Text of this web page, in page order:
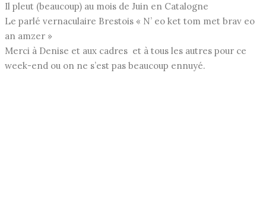
Il pleut (beaucoup) au mois de Juin en Catalogne
Le parlé vernaculaire Brestois « N’ eo ket tom met brav eo
an amzer »
Merci à Denise et aux cadres et à tous les autres pour ce
week-end ou on ne s’est pas beaucoup ennuyé.